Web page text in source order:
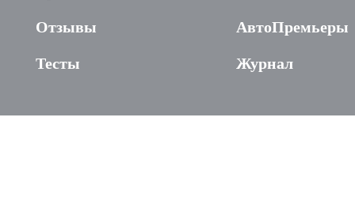
Отзывы
Тесты
АвтоПремьеры
Журнал